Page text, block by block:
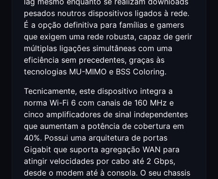
pesados noutros dispositivos ligados à rede.
É a opção definitiva para famílias e gamers
que exigem uma rede robusta, capaz de gerir
múltiplas ligações simultâneas com uma
eficiência sem precedentes, graças às
tecnologias MU-MIMO e BSS Coloring.
Tecnicamente, este dispositivo integra a
norma Wi-Fi 6 com canais de 160 MHz e
cinco amplificadores de sinal independentes
que aumentam a potência de cobertura em
40%. Possui uma arquitetura de portas
Gigabit que suporta agregação WAN para
atingir velocidades por cabo até 2 Gbps,
desde o modem até à consola. O seu chassis